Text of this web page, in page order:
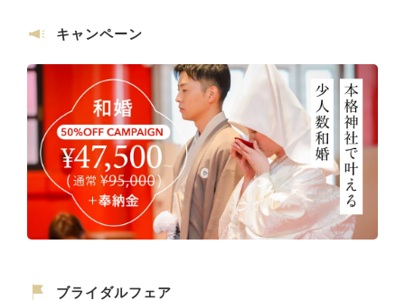
キャンペーン
ブライダルフェア